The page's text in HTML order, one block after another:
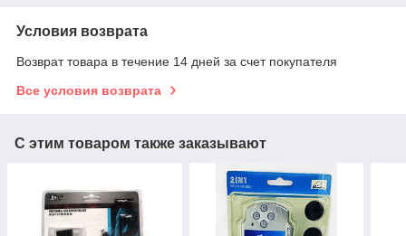
Условия возврата
Возврат товара в течение 14 дней за счет покупателя
Все условия возврата
С этим товаром также заказывают